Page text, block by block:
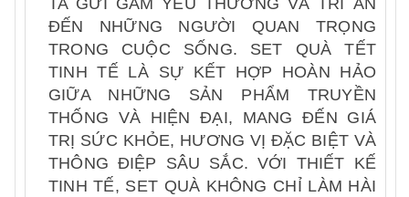
TA GỬI GẮM YÊU THƯƠNG VÀ TRI ÂN
ĐẾN NHỮNG NGƯỜI QUAN TRỌNG
TRONG CUỘC SỐNG. SET QUÀ TẾT
TINH TẾ LÀ SỰ KẾT HỢP HOÀN HẢO
GIỮA NHỮNG SẢN PHẨM TRUYỀN
THỐNG VÀ HIỆN ĐẠI, MANG ĐẾN GIÁ
TRỊ SỨC KHỎE, HƯƠNG VỊ ĐẶC BIỆT VÀ
THÔNG ĐIỆP SÂU SẮC. VỚI THIẾT KẾ
TINH TẾ, SET QUÀ KHÔNG CHỈ LÀM HÀI